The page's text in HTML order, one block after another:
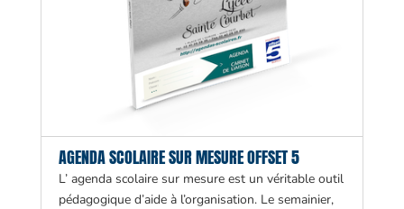
AGENDA SCOLAIRE SUR MESURE OFFSET 5
L’ agenda scolaire sur mesure est un véritable outil
pédagogique d’aide à l’organisation. Le semainier,